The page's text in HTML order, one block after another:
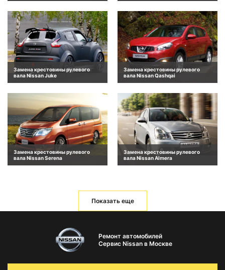
Замена крестовины рулевого
вала Nissan Juke
Замена крестовины рулевого
вала Nissan Qashqai
Замена крестовины рулевого
вала Nissan Serena
Замена крестовины рулевого
вала Nissan Almera
Показать еще
Ремонт автомобилей
Сервис Nissan в Москве